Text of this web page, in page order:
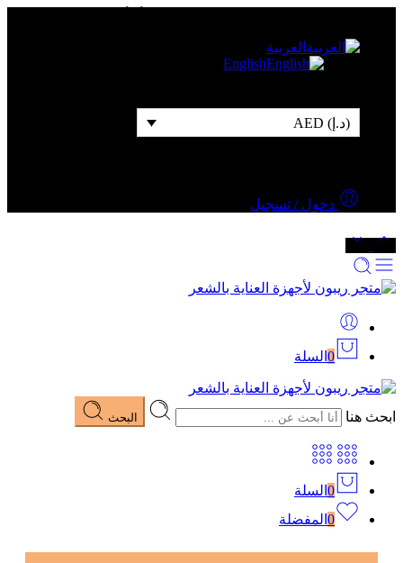
العربية
English
(د.إ) AED
دخول / تسجيل
0 السلة
ابحث هنا البحث
0 السلة
0 المفضلة